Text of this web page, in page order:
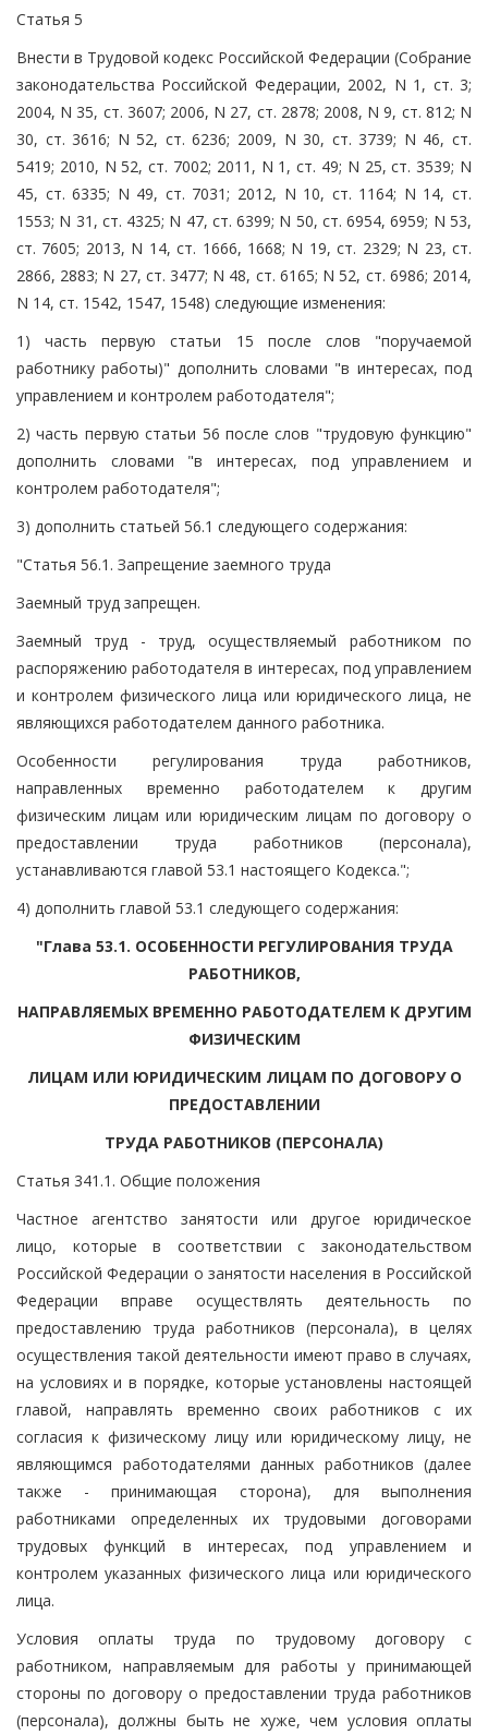
Статья 5
Внести в Трудовой кодекс Российской Федерации (Собрание
законодательства Российской Федерации, 2002, N 1, ст. 3;
2004, N 35, ст. 3607; 2006, N 27, ст. 2878; 2008, N 9, ст. 812; N
30, ст. 3616; N 52, ст. 6236; 2009, N 30, ст. 3739; N 46, ст.
5419; 2010, N 52, ст. 7002; 2011, N 1, ст. 49; N 25, ст. 3539; N
45, ст. 6335; N 49, ст. 7031; 2012, N 10, ст. 1164; N 14, ст.
1553; N 31, ст. 4325; N 47, ст. 6399; N 50, ст. 6954, 6959; N 53,
ст. 7605; 2013, N 14, ст. 1666, 1668; N 19, ст. 2329; N 23, ст.
2866, 2883; N 27, ст. 3477; N 48, ст. 6165; N 52, ст. 6986; 2014,
N 14, ст. 1542, 1547, 1548) следующие изменения:
1) часть первую статьи 15 после слов "поручаемой
работнику работы)" дополнить словами "в интересах, под
управлением и контролем работодателя";
2) часть первую статьи 56 после слов "трудовую функцию"
дополнить словами "в интересах, под управлением и
контролем работодателя";
3) дополнить статьей 56.1 следующего содержания:
"Статья 56.1. Запрещение заемного труда
Заемный труд запрещен.
Заемный труд - труд, осуществляемый работником по
распоряжению работодателя в интересах, под управлением
и контролем физического лица или юридического лица, не
являющихся работодателем данного работника.
Особенности регулирования труда работников,
направленных временно работодателем к другим
физическим лицам или юридическим лицам по договору о
предоставлении труда работников (персонала),
устанавливаются главой 53.1 настоящего Кодекса.";
4) дополнить главой 53.1 следующего содержания:
"Глава 53.1. ОСОБЕННОСТИ РЕГУЛИРОВАНИЯ ТРУДА
РАБОТНИКОВ,
НАПРАВЛЯЕМЫХ ВРЕМЕННО РАБОТОДАТЕЛЕМ К ДРУГИМ
ФИЗИЧЕСКИМ
ЛИЦАМ ИЛИ ЮРИДИЧЕСКИМ ЛИЦАМ ПО ДОГОВОРУ О
ПРЕДОСТАВЛЕНИИ
ТРУДА РАБОТНИКОВ (ПЕРСОНАЛА)
Статья 341.1. Общие положения
Частное агентство занятости или другое юридическое
лицо, которые в соответствии с законодательством
Российской Федерации о занятости населения в Российской
Федерации вправе осуществлять деятельность по
предоставлению труда работников (персонала), в целях
осуществления такой деятельности имеют право в случаях,
на условиях и в порядке, которые установлены настоящей
главой, направлять временно своих работников с их
согласия к физическому лицу или юридическому лицу, не
являющимся работодателями данных работников (далее
также - принимающая сторона), для выполнения
работниками определенных их трудовыми договорами
трудовых функций в интересах, под управлением и
контролем указанных физического лица или юридического
лица.
Условия оплаты труда по трудовому договору с
работником, направляемым для работы у принимающей
стороны по договору о предоставлении труда работников
(персонала), должны быть не хуже, чем условия оплаты